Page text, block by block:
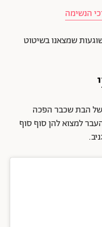
הנשימה
שמצאנו בשיטוט
של הבת שכבר הפכה
למצוא להן סוף סוף